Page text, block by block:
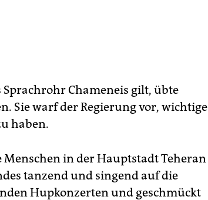
Sprachrohr Chameneis gilt, übte
Sie warf der Regierung vor, wichtige
haben.
in der Hauptstadt Teheran
tanzend und singend auf die
Hupkonzerten und geschmückt